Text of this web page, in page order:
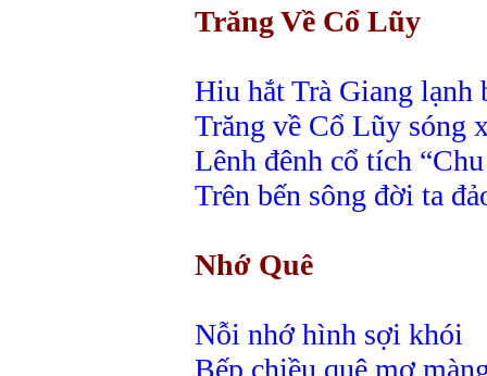
Trăng Về Cổ Lũy
Hiu hắt Trà Giang lạnh
Trăng về Cổ Lũy sóng
Lênh đênh cổ tích
Trên bến sông đời ta
Nhớ Quê
Nỗi nhớ hình sợi khói